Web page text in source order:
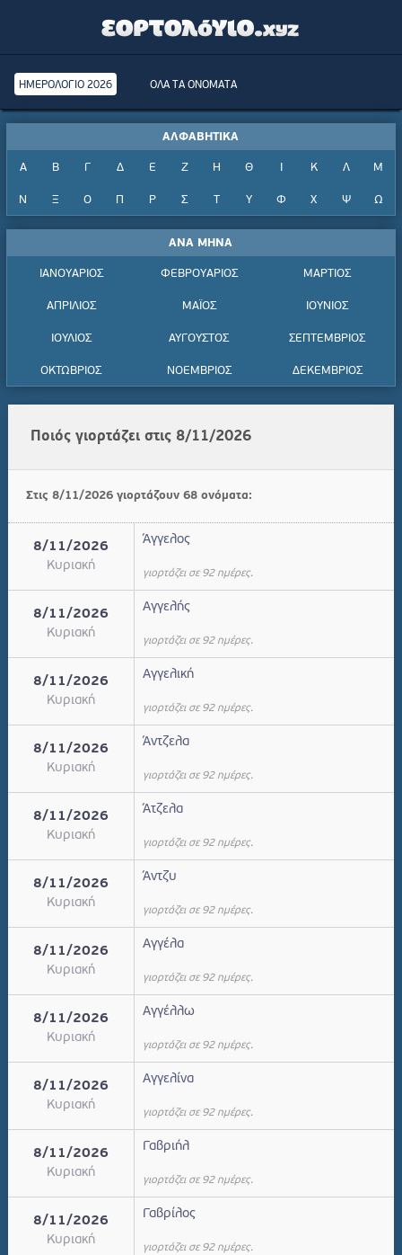
ΗΜΕΡΟΛΟΓΙΟ 2026 ΟΛΑ ΤΑ ΟΝΟΜΑΤΑ
ΑΛΦΑΒΗΤΙΚΑ
Α Β Γ Δ Ε Ζ Η Θ Κ Λ Μ
Ν Ξ Ο Π Ρ Σ Τ Υ Φ Χ Ψ Ω
ΑΝΑ ΜΗΝΑ
ΙΑΝΟΥΑΡΙΟΣ ΦΕΒΡΟΥΑΡΙΟΣ ΜΑΡΤΙΟΣ
ΑΠΡΙΛΙΟΣ ΜΑΪΟΣ ΙΟΥΝΙΟΣ
ΙΟΥΛΙΟΣ ΑΥΓΟΥΣΤΟΣ ΣΕΠΤΕΜΒΡΙΟΣ
ΟΚΤΩΒΡΙΟΣ ΝΟΕΜΒΡΙΟΣ ΔΕΚΕΜΒΡΙΟΣ
Ποιός γιορτάζει στις 8/11/2026
Στις 8/11/2026 γιορτάζουν 68 ονόματα:
8/11/2026
Κυριακή
Άγγελος
γιορτάζει σε 92 ημέρες.
8/11/2026
Κυριακή
Αγγελής
γιορτάζει σε 92 ημέρες.
8/11/2026
Κυριακή
Αγγελική
γιορτάζει σε 92 ημέρες.
8/11/2026
Κυριακή
Άντζελα
γιορτάζει σε 92 ημέρες.
8/11/2026
Κυριακή
Άτζελα
γιορτάζει σε 92 ημέρες.
8/11/2026
Κυριακή
Άντζυ
γιορτάζει σε 92 ημέρες.
8/11/2026
Κυριακή
Αγγέλα
γιορτάζει σε 92 ημέρες.
8/11/2026
Κυριακή
Αγγέλλω
γιορτάζει σε 92 ημέρες.
8/11/2026
Κυριακή
Αγγελίνα
γιορτάζει σε 92 ημέρες.
8/11/2026
Κυριακή
Γαβριήλ
γιορτάζει σε 92 ημέρες.
8/11/2026
Κυριακή
Γαβρίλος
γιορτάζει σε 92 ημέρες.